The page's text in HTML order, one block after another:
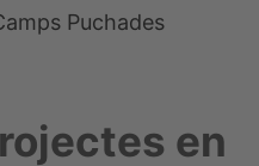
Puchades
en